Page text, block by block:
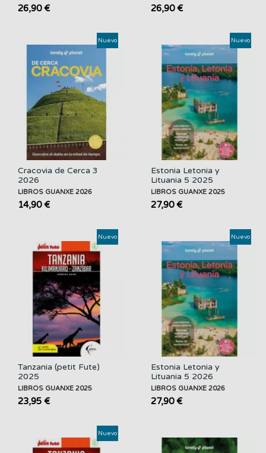
26,90 € 26,90 €
Cracovia de Cerca 3
2026
LIBROS GUANXE 2026
14,90 €
Nuevo
Estonia Letonia y
Lituania 5 2025
LIBROS GUANXE 2025
27,90 €
Nuevo
Tanzania (petit Fute)
2025
LIBROS GUANXE 2025
23,95 €
Nuevo
Estonia Letonia y
Lituania 5 2026
LIBROS GUANXE 2026
27,90 €
Nuevo
Nuevo